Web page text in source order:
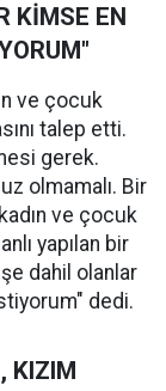
KİMSE EN
ve çocuk
talep etti.
gerek.
olmamalı. Bir
ve çocuk
yapılan bir
dahil olanlar
dedi.
KIZIM